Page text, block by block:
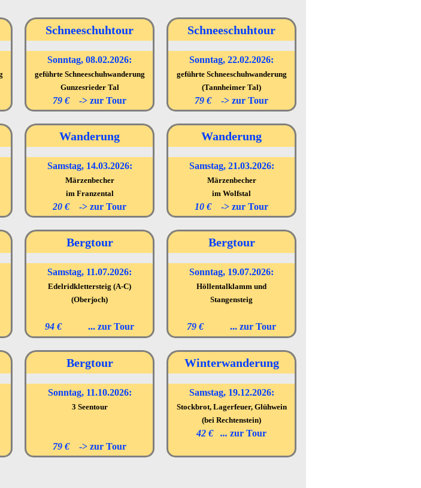
Schneeschuhtour
Sonntag, 08.02.2026:
geführte Schneeschuhwanderung
Gunzesrieder Tal
79 € -> zur Tour
Schneeschuhtour
Sonntag, 22.02.2026:
geführte Schneeschuhwanderung
(Tannheimer Tal)
79 € -> zur Tour
Wanderung
Samstag, 14.03.2026:
Märzenbecher
im Franzental
20 € -> zur Tour
Wanderung
Samstag, 21.03.2026:
Märzenbecher
im Wolfstal
10 € -> zur Tour
Bergtour
Samstag, 11.07.2026:
Edelridklettersteig (A-C)
(Oberjoch)
94 € ... zur Tour
Bergtour
Sonntag, 19.07.2026:
Höllentalklamm und
Stangensteig
79 € ... zur Tour
Bergtour
Sonntag, 11.10.2026:
3 Seentour
79 € -> zur Tour
Winterwanderung
Samstag, 19.12.2026:
Stockbrot, Lagerfeuer, Glühwein
(bei Rechtenstein)
42 € ... zur Tour